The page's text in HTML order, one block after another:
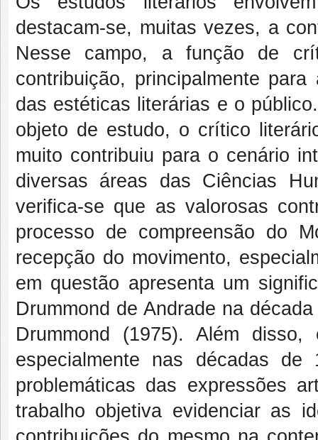
destacam-se, muitas vezes, a
Nesse campo, a função de
contribuição, principalmente
das estéticas literárias e o
objeto de estudo, o crítico
muito contribuiu para o cenário
diversas áreas das Ciências
verifica-se que as valorosas
processo de compreensão do
recepção do movimento,
em questão apresenta um
Drummond de Andrade na
Drummond (1975). Além
especialmente nas décadas
problemáticas das expressões
trabalho objetiva evidenciar as